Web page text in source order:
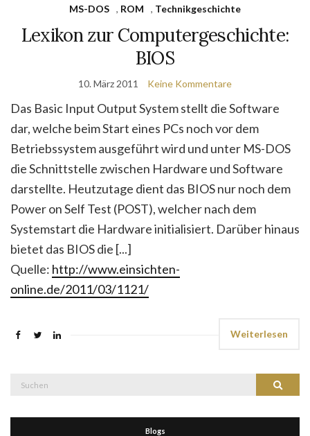
MS-DOS , ROM , Technikgeschichte
Lexikon zur Computergeschichte:
BIOS
10. März 2011 Keine Kommentare
Das Basic Input Output System stellt die Software
dar, welche beim Start eines PCs noch vor dem
Betriebssystem ausgeführt wird und unter MS-DOS
die Schnittstelle zwischen Hardware und Software
darstellte. Heutzutage dient das BIOS nur noch dem
Power on Self Test (POST), welcher nach dem
Systemstart die Hardware initialisiert. Darüber hinaus
bietet das BIOS die [...]
Quelle: http://www.einsichten-
online.de/2011/03/1121/
Weiterlesen
Suchen
Blogs